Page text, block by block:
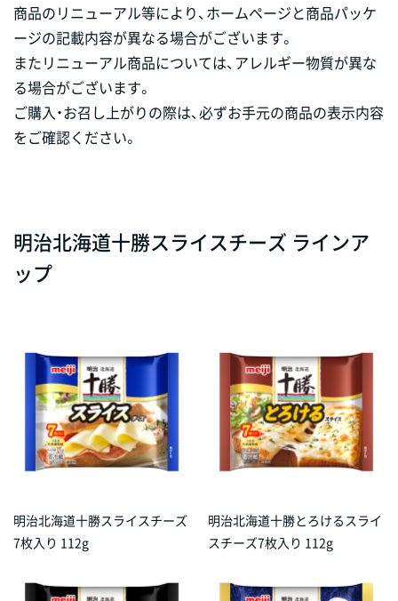
商品のリニューアル等により、ホームページと商品パッケ
ージの記載内容が異なる場合がございます。
またリニューアル商品については、アレルギー物質が異な
る場合がございます。
ご購入・お召し上がりの際は、必ずお手元の商品の表示内容
をご確認ください。
明治北海道十勝スライスチーズ ラインア
ップ
明治北海道十勝スライスチーズ
7枚入り 112g
明治北海道十勝とろけるスライ
スチーズ7枚入り 112g